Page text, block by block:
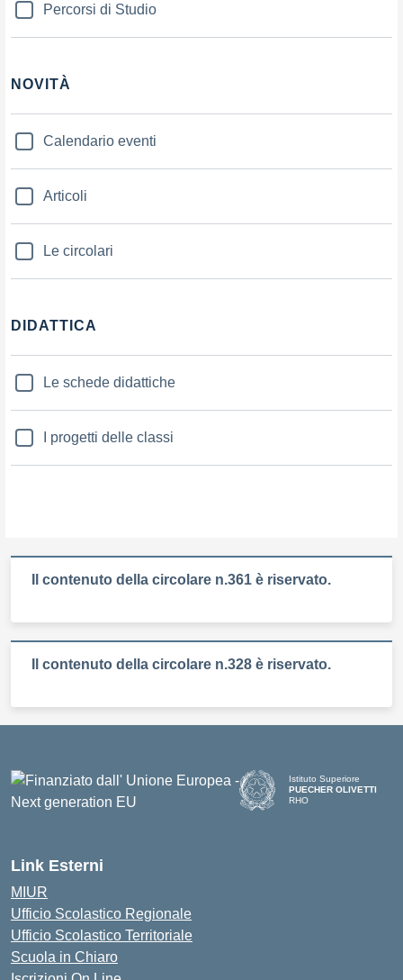
Percorsi di Studio
NOVITÀ
Calendario eventi
Articoli
Le circolari
DIDATTICA
Le schede didattiche
I progetti delle classi
Il contenuto della circolare n.361 è riservato.
Il contenuto della circolare n.328 è riservato.
Istituto Superiore
PUECHER OLIVETTI
RHO
Link Esterni
MIUR
Ufficio Scolastico Regionale
Ufficio Scolastico Territoriale
Scuola in Chiaro